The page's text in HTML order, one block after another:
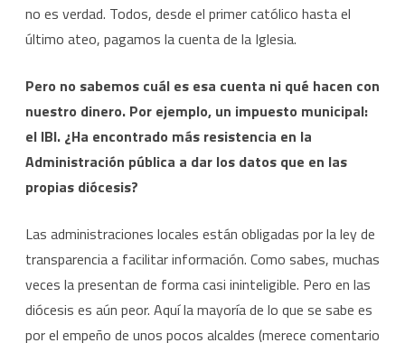
no es verdad. Todos, desde el primer católico hasta el
último ateo, pagamos la cuenta de la Iglesia.
Pero no sabemos cuál es esa cuenta ni qué hacen con
nuestro dinero. Por ejemplo, un impuesto municipal:
el IBI. ¿Ha encontrado más resistencia en la
Administración pública a dar los datos que en las
propias diócesis?
Las administraciones locales están obligadas por la ley de
transparencia a facilitar información. Como sabes, muchas
veces la presentan de forma casi ininteligible. Pero en las
diócesis es aún peor. Aquí la mayoría de lo que se sabe es
por el empeño de unos pocos alcaldes (merece comentario